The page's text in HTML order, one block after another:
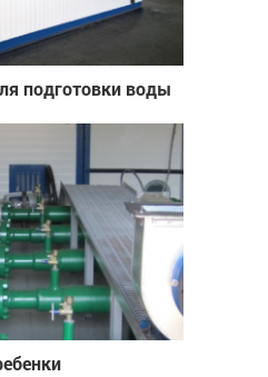
подготовки воды